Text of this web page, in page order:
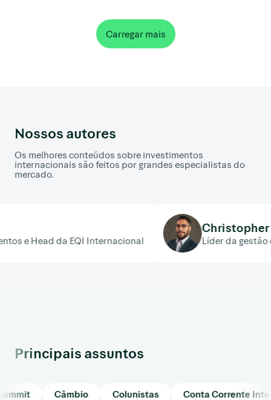
Carregar mais
Nossos autores
Os melhores conteúdos sobre investimentos
internacionais são feitos por grandes especialistas do
mercado.
Internacional
Christopher Galvão
Líder da gestão da carteira Nord
Principais assuntos
Câmbio Colunistas Conta Corrente